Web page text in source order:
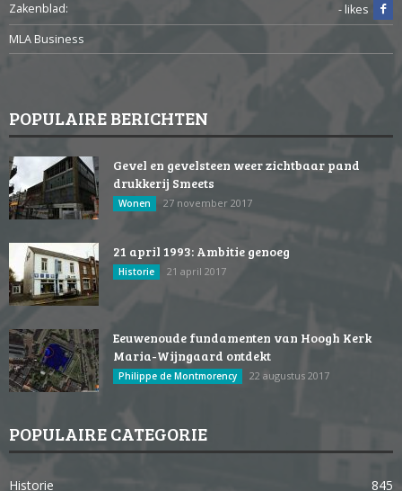
Zakenblad:
- likes
MLA Business
POPULAIRE BERICHTEN
Gevel en gevelsteen weer zichtbaar pand
drukkerij Smeets
Wonen 27 november 2017
21 april 1993: Ambitie genoeg
Historie 21 april 2017
Eeuwenoude fundamenten van Hoogh Kerk
Maria-Wijngaard ontdekt
Philippe de Montmorency 22 augustus 2017
POPULAIRE CATEGORIE
Historie 845